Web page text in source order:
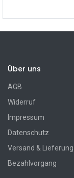
Über uns
AGB
Widerruf
Impressum
Datenschutz
Versand & Lieferung
Bezahlvorgang